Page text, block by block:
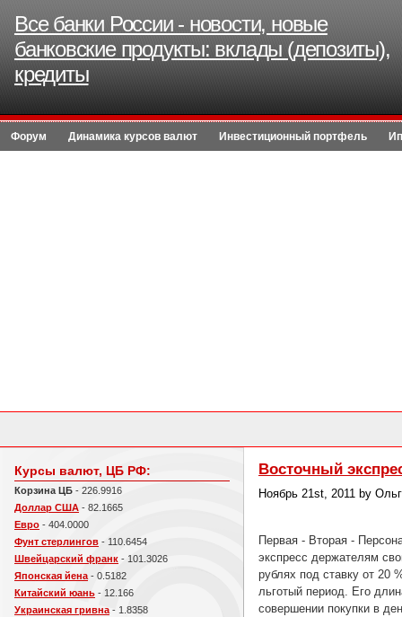
Все банки России - новости, новые
банковские продукты: вклады (депозиты),
кредиты
Форум Динамика курсов валют Инвестиционный портфель
Курсы валют, ЦБ РФ:
Корзина ЦБ - 226.9916
Доллар США - 82.1665
Евро - 404.0000
Фунт стерлингов - 110.6454
Швейцарский франк - 101.3026
Японская йена - 0.5182
Китайский юань - 12.166
Украинская гривна - 1.8358
Восточный
Ноябрь 21st, 2011 by
Первая - Вторая -
экспресс держателям
рублях под ставку от 20
льготый период. Его
совершении покупки в